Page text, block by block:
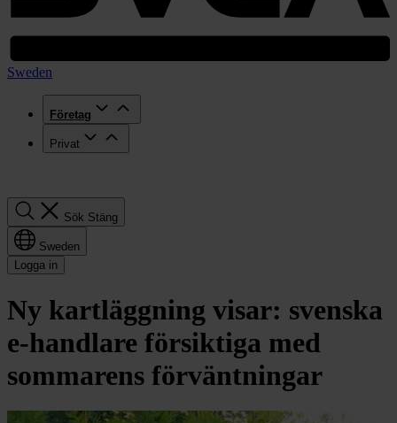
Sweden
Företag
Privat
Sök Stäng
Sweden
Logga in
Ny kartläggning visar: svenska
e‑handlare försiktiga med
sommarens förväntningar